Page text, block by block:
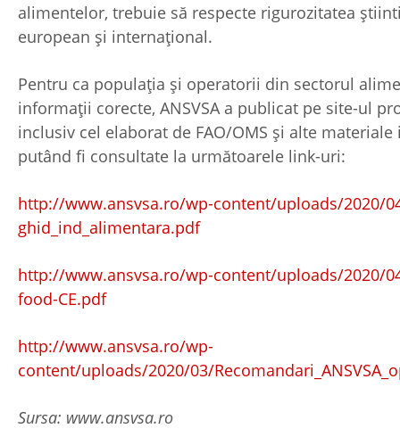
alimentelor, trebuie să respecte rigurozitatea
european și internațional.
Pentru ca populația și operatorii din sectorul
informații corecte, ANSVSA a publicat pe site-ul
inclusiv cel elaborat de FAO/OMS și alte
putând fi consultate la următoarele link-uri:
http://www.ansvsa.ro/wp-content/uploads/2020/
ghid_ind_alimentara.pdf
http://www.ansvsa.ro/wp-content/uploads/2020/
food-CE.pdf
http://www.ansvsa.ro/wp-
content/uploads/2020/03/
Sursa: www.ansvsa.ro